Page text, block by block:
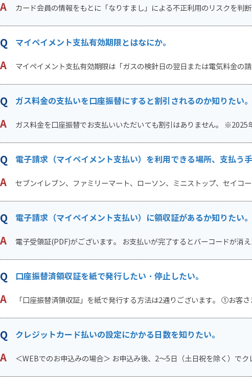
カード会員の情報をもとに「なりすまし」による不正利用のリスクを判
マイペイメント支払有効期限とはなにか。
マイペイメント支払有効期限は「ガスの検針日の翌日または電気料金の
ガス料金の支払いを口座振替にすると割引されるのか知りたい。
ガス料金を口座振替でお支払いいただいても割引はありません。 ※2025
電子請求（マイペイメント支払い）を利用できる場所、支払う手
セブンイレブン、ファミリーマート、ローソン、ミニストップ、セイコ
電子請求（マイペイメント支払い）に領収証があるか知りたい。
電子受領証(PDF)がございます。 お支払いが完了するとバーコードが消
口座振替済領収証を紙で発行したい・停止したい。
「口座振替済領収証」を紙で発行する方法は2通りございます。 ①お客さ
クレジットカード払いの設定にかかる日数を知りたい。
＜WEBでのお申込みの場合＞ お申込み後、2～5日（土日祝を除く）でク